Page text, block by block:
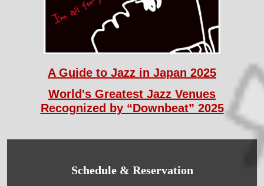
A Guide to Jazz in Japan 2025
World's Greatest Jazz Venues
Recognized by “Downbeat” 2025
Schedule & Reservation